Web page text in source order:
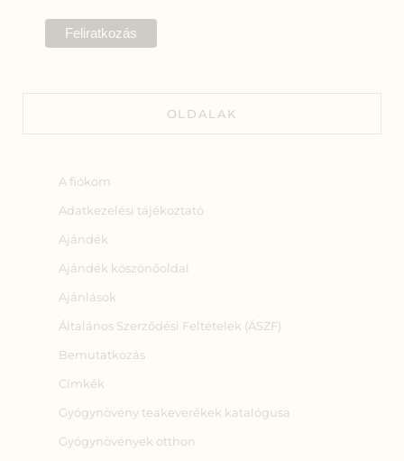
OLDALAK
A fiókom
Adatkezelési tájékoztató
Ajándék
Ajándék köszönőoldal
Ajánlások
Általános Szerződési Feltételek (ÁSZF)
Bemutatkozás
Címkék
Gyógynövény teakeverékek katalógusa
Gyógynövények otthon